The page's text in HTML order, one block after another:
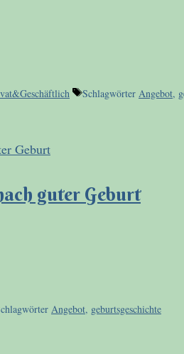
Schlagwörter Angebot,
guter Geburt
Angebot, geburtsgeschichte